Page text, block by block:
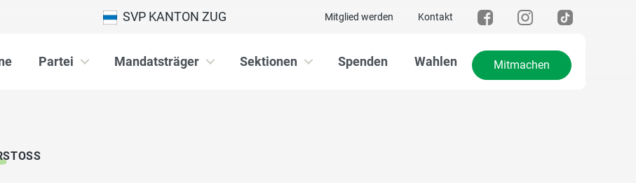
Mitglied werden Kontakt
SVP KANTON ZUG
Partei Mandatsträger Sektionen Spenden Wahlen Mitmachen